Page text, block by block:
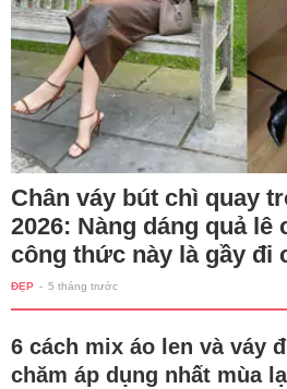
Chân váy bút chì quay
2026: Nàng dáng quả lê
công thức này là gầy đi
ĐẸP - 5 tháng trước
6 cách mix áo len và váy
chăm áp dụng nhất mùa